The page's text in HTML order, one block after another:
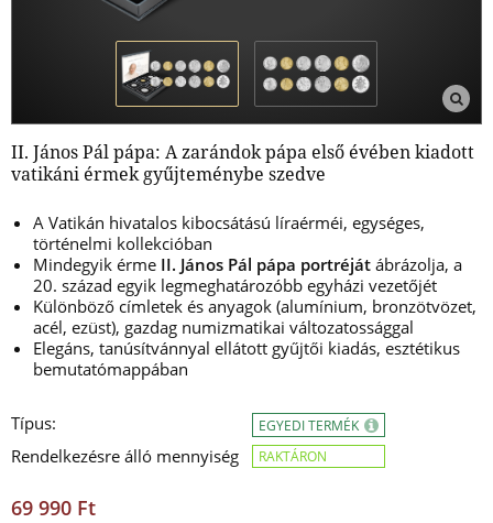
II. János Pál pápa: A zarándok pápa első évében kiadott
vatikáni érmek gyűjteménybe szedve
A Vatikán hivatalos kibocsátású líraérméi, egységes,
történelmi kollekcióban
Mindegyik érme II. János Pál pápa portréját ábrázolja, a
20. század egyik legmeghatározóbb egyházi vezetőjét
Különböző címletek és anyagok (alumínium, bronzötvözet,
acél, ezüst), gazdag numizmatikai változatossággal
Elegáns, tanúsítvánnyal ellátott gyűjtői kiadás, esztétikus
bemutatómappában
Típus:
Rendelkezésre álló mennyiség
EGYEDI TERMÉK
RAKTÁRON
69 990 Ft